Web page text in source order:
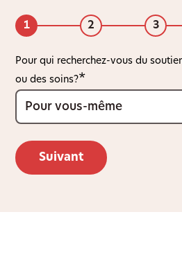
1 2 3
Pour qui recherchez-vous du
ou des soins?